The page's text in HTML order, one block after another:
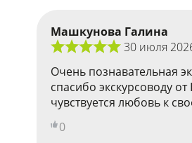
Машкунова Галина
30 июля
Очень познавательная
спасибо экскурсоводу
чувствуется любовь к
0